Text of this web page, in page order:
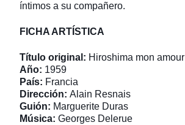
íntimos a su compañero.
FICHA ARTÍSTICA
Título original: Hiroshima mon amour
Año: 1959
País: Francia
Dirección: Alain Resnais
Guión: Marguerite Duras
Música:Georges Delerue